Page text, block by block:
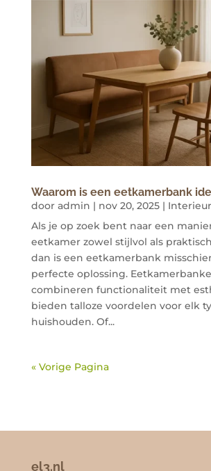
Waarom is een eetkamerbank
door admin | nov 20, 2025| Interieur
Als je op zoek bent naar een
eetkamer zowel stijlvol als
dan is een eetkamerbank
perfecte oplossing.
combineren functionaliteit met
bieden talloze voordelen voor elk
huishouden. Of...
« Vorige Pagina
el3.nl